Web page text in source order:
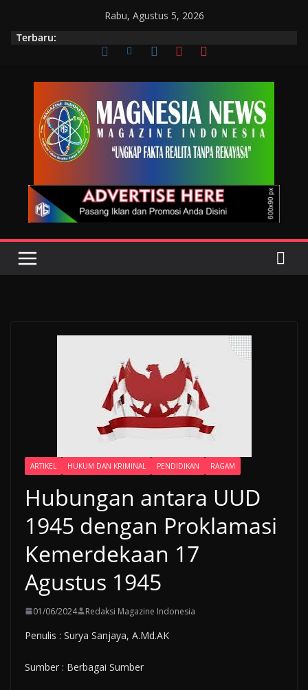
Rabu, Agustus 5, 2026
Terbaru:
ARTIKEL HUKUM DAN KRIMINAL PENDIDIKAN RAGAM
Hubungan antara UUD
1945 dengan Proklamasi
Kemerdekaan 17
Agustus 1945
01/06/2024 Redaksi Magazine Indonesia
Penulis : Surya Sanjaya, A.Md.AK
Sumber : Berbagai Sumber